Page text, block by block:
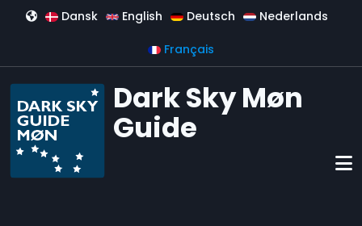
Aller au contenu principal
Dansk English Deutsch Nederlands
Français
Dark Sky Møn
Guide